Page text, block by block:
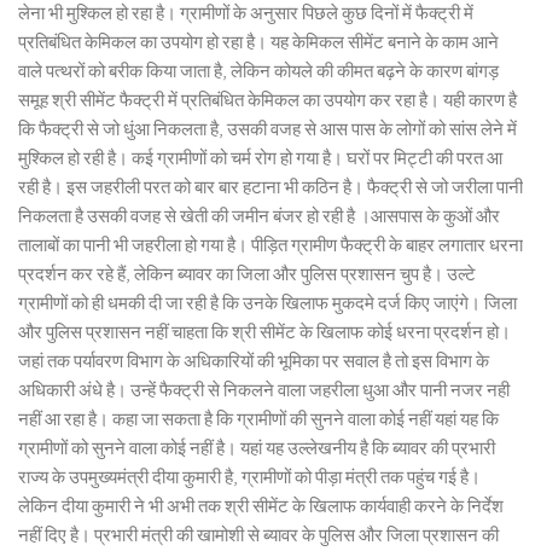
लेना भी मुश्किल हो रहा है। ग्रामीणों के अनुसार पिछले कुछ दिनों में फैक्ट्री में
प्रतिबंधित केमिकल का उपयोग हो रहा है। यह केमिकल सीमेंट बनाने के काम आने
वाले पत्थरों को बरीक किया जाता है, लेकिन कोयले की कीमत बढ़ने के कारण बांगड़
समूह श्री सीमेंट फैक्ट्री में प्रतिबंधित केमिकल का उपयोग कर रहा है। यही कारण है
कि फैक्ट्री से जो धुंआ निकलता है, उसकी वजह से आस पास के लोगों को सांस लेने में
मुश्किल हो रही है। कई ग्रामीणों को चर्म रोग हो गया है। घरों पर मिट्टी की परत आ
रही है। इस जहरीली परत को बार बार हटाना भी कठिन है। फैक्ट्री से जो जरीला पानी
निकलता है उसकी वजह से खेती की जमीन बंजर हो रही है ।आसपास के कुओं और
तालाबों का पानी भी जहरीला हो गया है। पीड़ित ग्रामीण फैक्ट्री के बाहर लगातार धरना
प्रदर्शन कर रहे हैं, लेकिन ब्यावर का जिला और पुलिस प्रशासन चुप है। उल्टे
ग्रामीणों को ही धमकी दी जा रही है कि उनके खिलाफ मुकदमे दर्ज किए जाएंगे। जिला
और पुलिस प्रशासन नहीं चाहता कि श्री सीमेंट के खिलाफ कोई धरना प्रदर्शन हो।
जहां तक पर्यावरण विभाग के अधिकारियों की भूमिका पर सवाल है तो इस विभाग के
अधिकारी अंधे है। उन्हें फैक्ट्री से निकलने वाला जहरीला धुआ और पानी नजर नही
नहीं आ रहा है। कहा जा सकता है कि ग्रामीणों की सुनने वाला कोई नहीं यहां यह कि
ग्रामीणों को सुनने वाला कोई नहीं है। यहां यह उल्लेखनीय है कि ब्यावर की प्रभारी
राज्य के उपमुख्यमंत्री दीया कुमारी है, ग्रामीणों को पीड़ा मंत्री तक पहुंच गई है।
लेकिन दीया कुमारी ने भी अभी तक श्री सीमेंट के खिलाफ कार्यवाही करने के निर्देश
नहीं दिए है। प्रभारी मंत्री की खामोशी से ब्यावर के पुलिस और जिला प्रशासन की